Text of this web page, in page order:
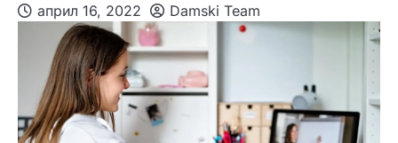
април 16, 2022 Damski Team